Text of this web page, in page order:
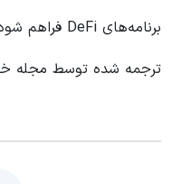
برنامه‌های DeFi فراهم شود.
ترجمه شده توسط مجله